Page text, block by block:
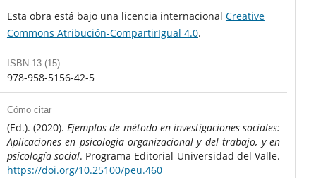
Esta obra está bajo una licencia internacional Creative
Commons Atribución-CompartirIgual 4.0.
ISBN-13 (15)
978-958-5156-42-5
Cómo citar
(Ed.). (2020).Ejemplos de método en investigaciones sociales:
Aplicaciones en psicología organizacional y del trabajo, y en
psicología social. Programa Editorial Universidad del Valle.
https://doi.org/10.25100/peu.460